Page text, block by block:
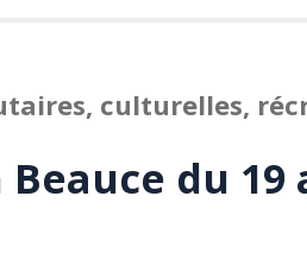
culturelles,
du 19